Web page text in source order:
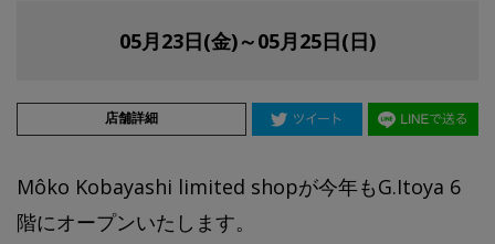
05月23日(金)～05月25日(日)
店舗詳細
Môko Kobayashi limited shopが今年もG.Itoya 6
階にオープンいたします。